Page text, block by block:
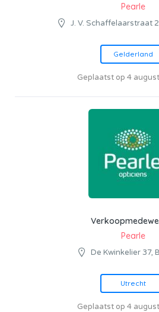
Pearle
J. V. Schaffelaarstraat
Gelderland
Geplaatst op 4
Pearle
De Kwinkelier 37,
Utrecht
Geplaatst op 4